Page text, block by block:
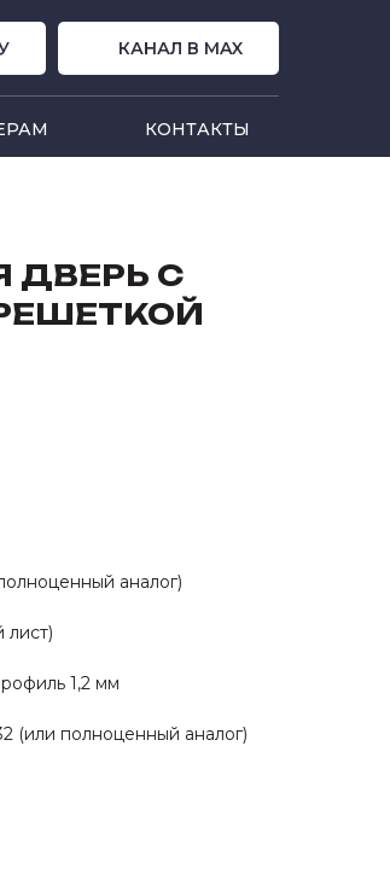
КАНАЛ В MAX
КОНТАКТЫ
ДВЕРЬ С
аналог)
лист)
1,2 мм
(или полноценный аналог)